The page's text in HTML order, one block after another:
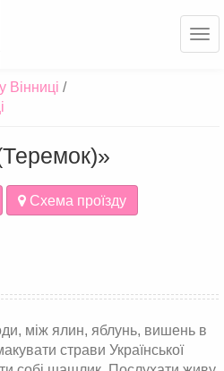
Вінниці
Схема проїзду
між ялин, яблунь, вишень в
страви Української